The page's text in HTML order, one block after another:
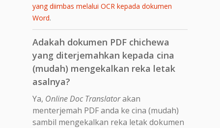
yang diimbas melalui OCR kepada dokumen
Word.
Adakah dokumen PDF chichewa
yang diterjemahkan kepada cina
(mudah) mengekalkan reka letak
asalnya?
Ya, Online Doc Translatorakan
menterjemah PDF anda ke cina (mudah)
sambil mengekalkan reka letak dokumen